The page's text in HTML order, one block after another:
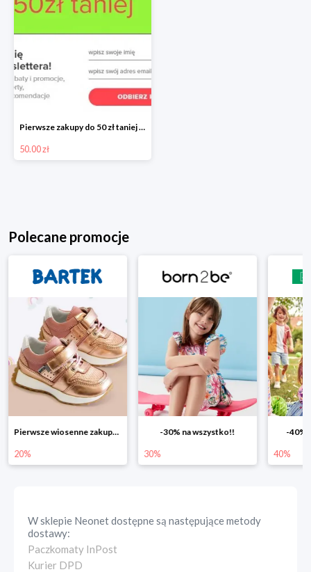
Pierwsze zakupy do 50 zł taniej przy zapisie do Newslettera Neonet
50.00 zł
Polecane promocje
Pierwsze wiosenne zakupy -20% -30% na wszystko!! -40% na drugą sztukę
W sklepie Neonetdostępne są następujące metody
dostawy:
Paczkomaty InPost
Kurier DPD